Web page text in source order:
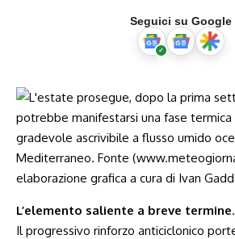
Seguici su Google
L’elemento saliente a breve termine.
Il progressivo rinforzo anticiclonico